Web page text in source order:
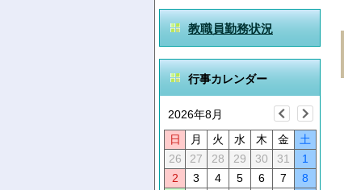
教職員勤務状況
行事カレンダー
2026年8月
日 月 火 水 木 金
土
26
27 28 29 30 31
1
2
3 4 5 6 7
8